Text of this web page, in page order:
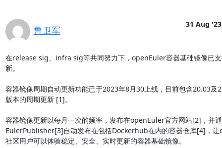
鲁卫军
31 Aug '23
在release sig、infra sig等共同努力下，openEuler容器基础镜像已
新。
容器镜像周期自动更新功能已于2023年8月30上线，目前包含20.03及
版本的周期更新 [1]。
容器镜像更新以每月一次的频率，发布在openEuler官方网站[2]，并
EulerPublisher[3]自动发布在包括Dockerhub在内的容器仓库[4]，
社区用户可以体验稳定、安全、实时更新的容器基础镜像。